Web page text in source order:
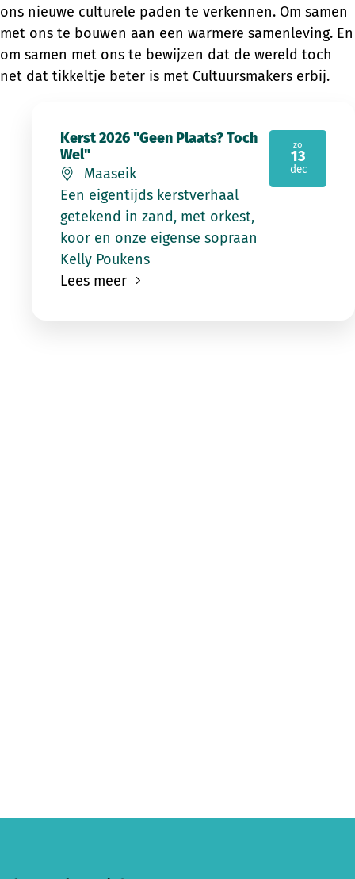
ons nieuwe culturele paden te verkennen. Om samen
met ons te bouwen aan een warmere samenleving. En
om samen met ons te bewijzen dat de wereld toch
net dat tikkeltje beter is met Cultuursmakers erbij.
zo
13
dec
2026
Kerst 2026 "Geen Plaats? Toch
Wel"
Maaseik
Een eigentijds kerstverhaal
getekend in zand, met orkest,
koor en onze eigense sopraan
Kelly Poukens
Lees meer